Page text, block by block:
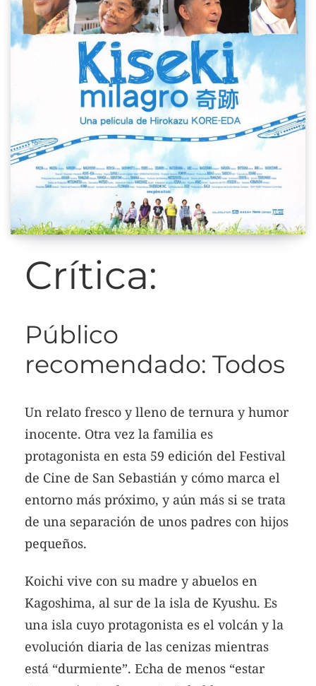
Crítica:
Público
recomendado: Todos
Un relato fresco y lleno de ternura y humor
inocente. Otra vez la familia es
protagonista en esta 59 edición del Festival
de Cine de San Sebastián y cómo marca el
entorno más próximo, y aún más si se trata
de una separación de unos padres con hijos
pequeños.
Koichi vive con su madre y abuelos en
Kagoshima, al sur de la isla de Kyushu. Es
una isla cuyo protagonista es el volcán y la
evolución diaria de las cenizas mientras
está “durmiente”. Echa de menos “estar